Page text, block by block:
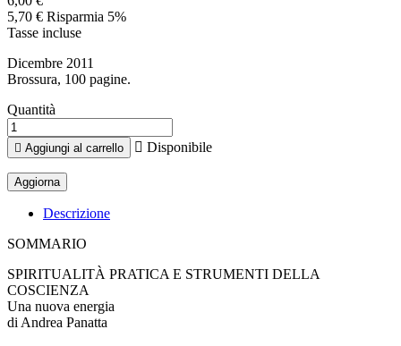
5,70 € Risparmia 5%
Tasse incluse
Dicembre 2011
Brossura, 100 pagine.
Quantità
 Aggiungi al carrello  Disponibile
Descrizione
SOMMARIO
SPIRITUALITÀ PRATICA E STRUMENTI DELLA
COSCIENZA
Una nuova energia
di Andrea Panatta